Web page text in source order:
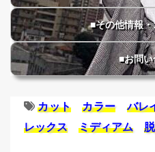
■その他情報
■お問
カット カラー バレ
レックス
ミディアム